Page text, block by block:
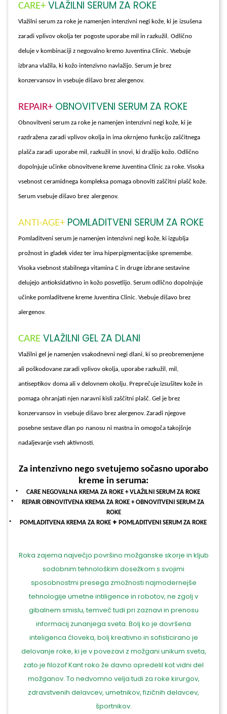
CARE+ VLAŽILNI SERUM ZA ROKE
Vlažilni serum za roke je namenjen intenzivni negi kože, ki je izsušena
zaradi vplivov okolja ter pogoste uporabe mil in razkužil. Odlično
deluje v kombinaciji z negovalno kremo Juventina Clinic. Vsebuje
izbrana vlažila, ki kožo intenzivno navlažijo. Serum je brez
konzervansov in vsebuje dišavo brez alergenov.
REPAIR+ OBNOVITVENI SERUM ZA ROKE
Obnovitveni serum za roke je namenjen intenzivni negi kože, ki je
razdražena zaradi vplivov okolja in ima okrnjeno funkcijo zaščitnega
plašča zaradi uporabe mil, razkužil in snovi, ki dražijo kožo. Odlično
dopolnjuje učinke obnovitvene kreme Juventina Clinic za roke. Visoka
vsebnost ceramidnega kompleksa pomaga obnoviti zaščitni plašč kože.
Serum vsebuje dišavo brez alergenov.
ANTI-AGE+ POMLADITVENI SERUM ZA ROKE
Pomladitveni serum je namenjen intenzivni negi kože, ki izgublja
prožnost in gladek videz ter ima hiperpigmentacijske spremembe.
Visoka vsebnost stabilnega vitamina C in druge izbrane sestavine
delujejo antioksidativno in kožo posvetlijo. Serum odlično dopolnjuje
učinke pomladitvene kreme Juventina Clinic. Vsebuje dišavo brez
alergenov.
CARE VLAŽILNI GEL ZA DLANI
Vlažilni gel je namenjen vsakodnevni negi dlani, ki so preobremenjene
ali poškodovane zaradi vplivov okolja, uporabe razkužil, mil,
antiseptikov doma ali v delovnem okolju. Preprečuje izsušitev kože in
pomaga ohranjati njen naravni kisli zaščitni plašč. Gel je brez
konzervansov in vsebuje dišavo brez alergenov. Zaradi njegove
posebne sestave dlan po nanosu ni mastna in omogoča takojšnje
nadaljevanje vseh aktivnosti.
Za intenzivno nego svetujemo sočasno uporabo
kreme in seruma:
· CARE NEGOVALNA KREMA ZA ROKE + VLAŽILNI SERUM ZA ROKE
·
REPAIR OBNOVITVENA KREMA ZA ROKE + OBNOVITVENI SERUM ZA
ROKE
· POMLADITVENA KREMA ZA ROKE+ POMLADITVENI SERUM ZA ROKE
Roka zajema največjo površino možganske skorje in kljub
sodobnim tehnološkim dosežkom s svojimi
sposobnostmi presega zmožnosti najmodernejše
tehnologije umetne intiligence in robotov, ne zgolj v
gibalnem smislu, temveč tudi pri zaznavi in prenosu
informacij zunanjega sveta. Bolj ko je dovršena
inteligenca človeka, bolj kreativno in sofisticirano je
delovanje roke, ki je v povezavi z možgani unikum sveta,
zato je filozof Kant roko že davno opredelil kot vidni del
možganov. To nedvomno velja tudi za roke kirurgov,
zdravstvenih delavcev, umetnikov, fizičnih delavcev,
športnikov.